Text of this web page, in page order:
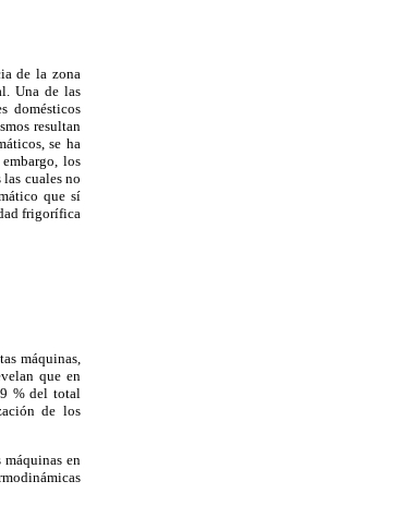
de la zona
Una de las
domésticos
resultan
se ha
los
cuales no
que sí
frigorífica
máquinas,
que en
% del total
de los
máquinas en